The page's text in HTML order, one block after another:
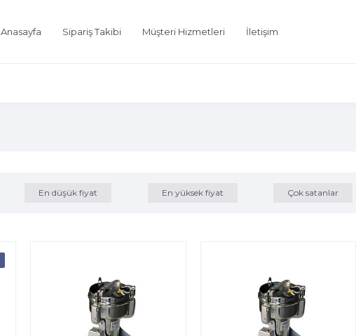
Anasayfa Sipariş Takibi Müşteri Hizmetleri İletişim
En düşük fiyat En yüksek fiyat Çok satanlar